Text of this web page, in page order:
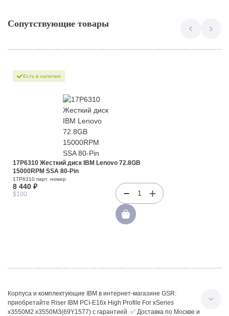
Сопутствующие товары
Есть в наличии
17P6310 Жесткий диск IBM Lenovo 72.8GB
15000RPM SSA 80-Pin
17P6310 парт. номер
8 440 ₽
$100 1
Корпуса и комплектующие IBM в интернет-магазине GSR:
приобретайте Riser IBM PCI-E16x High Profile For xSeries
x3550M2 x3550M3(69Y1577) с гарантией. ✅ Доставка по Москве и